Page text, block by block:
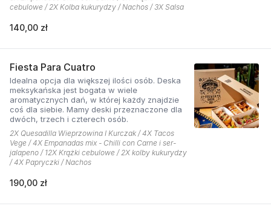
cebulowe / 2X Kolba kukurydzy / Nachos / 3X Salsa
140,00 zł
Fiesta Para Cuatro
Idealna opcja dla większej ilości osób. Deska
meksykańska jest bogata w wiele
aromatycznych dań, w której każdy znajdzie
coś dla siebie. Mamy deski przeznaczone dla
dwóch, trzech i czterech osób.
2X Quesadilla Wieprzowina I Kurczak / 4X Tacos
Vege / 4X Empanadas mix - Chilli con Carne i ser-
jalapeno / 12X Krążki cebulowe / 2X kolby kukurydzy
/ 4X Papryczki / Nachos
190,00 zł